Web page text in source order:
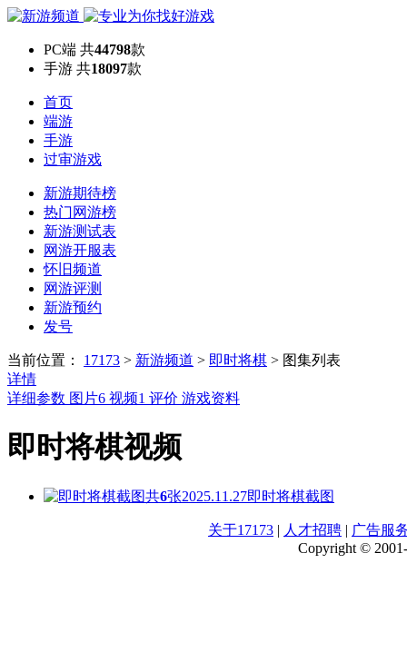
PC端 共44798款
手游 共18097款
首页
端游
手游
过审游戏
新游期待榜
热门网游榜
新游测试表
网游开服表
怀旧频道
网游评测
新游预约
发号
当前位置： 17173 > 新游频道 > 即时将棋 > 图集列表
详情
详细参数 图片6 视频1 评价 游戏资料
即时将棋视频
共6张2025.11.27即时将棋截图
关于17173 | 人才招聘 | 广告服
Copyright ©